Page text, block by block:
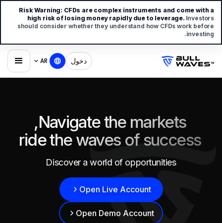
دخول AR
Navigate the markets,
ride the waves of success
Discover a world of opportunities
Open Live Account
Open Demo Account
Risk Warning: CFDs are complex instruments and come with a
high risk of losing money rapidly due to leverage. Investors
should consider whether they understand how CFDs work before
investing.